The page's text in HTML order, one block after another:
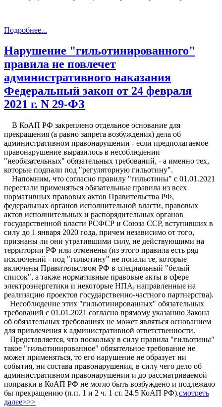
Подробнее...
Нарушение "гильотинированного"
правила не повлечет
административного наказания
Федеральный закон от 24 февраля
2021 г. N 29-ФЗ
В КоАП РФ закреплено отдельное основание для
прекращения (а равно запрета возбуждения) дела об
административном правонарушении - если предполагаемое
правонарушение выразилось в несоблюдении
"необязательных" обязательных требований, - а именно тех,
которые подпали под "регуляторную гильотину".
Напомним, что согласно правилу "гильотины" с 01.01.2021
перестали применяться обязательные правила из всех
нормативных правовых актов Правительства РФ,
федеральных органов исполнительной власти, правовых
актов исполнительных и распорядительных органов
государственной власти РСФСР и Союза ССР, вступивших в
силу до 1 января 2020 года, причем независимо от того,
признаны ли они утратившими силу, не действующими на
территории РФ или отменены (из этого правила есть ряд
исключений - под "гильотину" не попали те, которые
включены Правительством РФ в специальный "белый
список", а также нормативные правовые акты в сфере
электроэнергетики и некоторые НПА, направленные на
реализацию проектов государственно-частного партнерства).
Несоблюдение этих "гильотинированных" обязательных
требований с 01.01.2021 согласно прямому указанию Закона
об обязательных требованиях не может являться основанием
для привлечения к административной ответственности.
Представляется, что поскольку в силу правила "гильотины"
такое "гильотинированное" обязательное требование не
может применяться, то его нарушение не образует ни
события, ни состава правонарушения, в силу чего дело об
административном правонарушении и до рассматриваемой
поправки в КоАП РФ не могло быть возбуждено и подлежало
бы прекращению (п.п. 1 и 2 ч. 1 ст. 24.5 КоАП РФ).смотреть
далее>>>